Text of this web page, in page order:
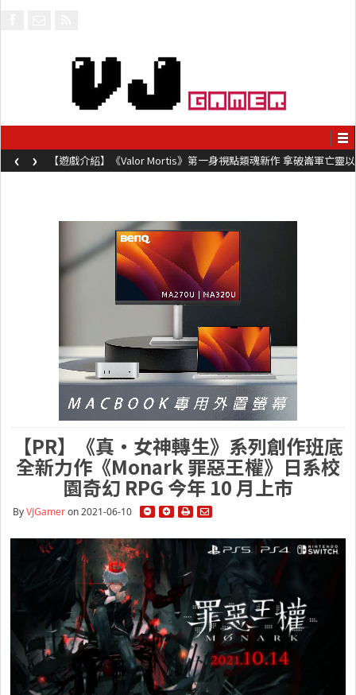
【遊戲介紹】《Valor Mortis》第一身視點類魂新作 拿破崙軍亡靈以
槍械劍與魔法殺敵
‹ ›
【PR】《真‧女神轉生》系列創作班底
全新力作《Monark 罪惡王權》日系校
園奇幻 RPG 今年 10 月上市
ByVJGameron 2021-06-10